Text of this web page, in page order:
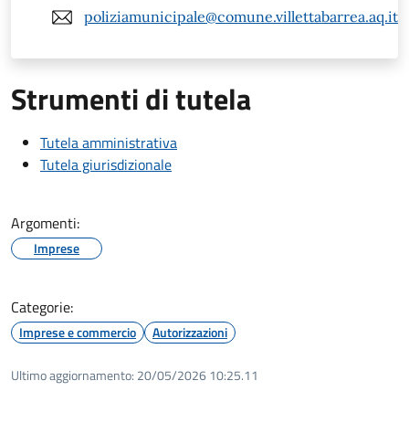
poliziamunicipale@comune.villettabarrea.aq.it
Strumenti di tutela
Tutela amministrativa
Tutela giurisdizionale
Argomenti:
Imprese
Categorie:
Imprese e commercio Autorizzazioni
Ultimo aggiornamento: 20/05/2026 10:25.11